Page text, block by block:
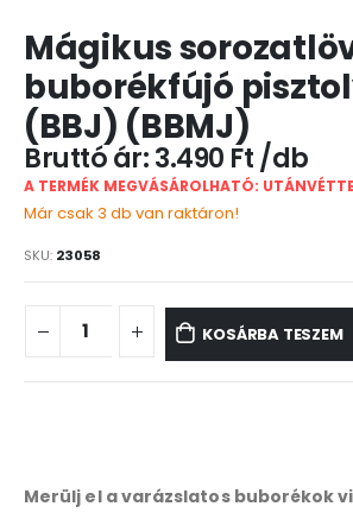
Mágikus
buborékfújó
(BBJ) (BBMJ)
3.490 Ft
A TERMÉK MEGVÁSÁROLHATÓ:
Már csak 3 db van raktáron!
SKU: 23058
KOSÁRBA TESZEM
Merülj el a varázslatos buborékok